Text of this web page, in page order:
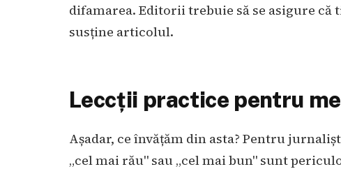
difamarea. Editorii trebuie să se asigure
susține articolul.
Leccții practice pentru
Așadar, ce învățăm din asta? Pentru
„cel mai rău" sau „cel mai bun" sunt